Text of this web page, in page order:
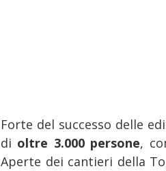
Forte del successo delle
di oltre 3.000 persone,
Aperte dei cantieri della